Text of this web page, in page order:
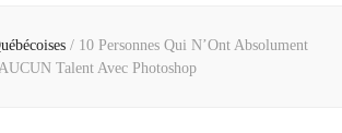
/ 10 Personnes Qui N’Ont Absolument
Talent Avec Photoshop